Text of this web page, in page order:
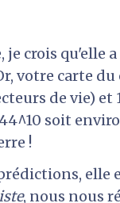
crois qu'elle
votre carte
de vie) et
soit
!
, nous nous